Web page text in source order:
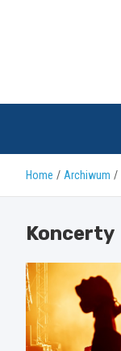
Home Archiwum
Koncerty